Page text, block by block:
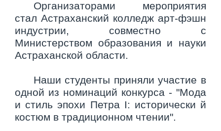
Организаторами мероприятия
стал Астраханский колледж арт-фэшн
индустрии, совместно с
Министерством образования и науки
Астраханской области.
Наши студенты приняли участие в
одной из номинаций конкурса - "Мода
и стиль эпохи Петра I: исторически й
костюм в традиционном чтении".